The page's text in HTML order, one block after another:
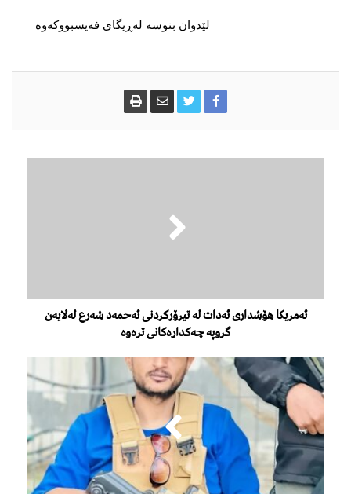
لێدوان بنوسە لەڕیگای فەیسبووکەوە
ئەمریکا هۆشداری ئەدات لە تیرۆرکردنی ئەحمەد شەرع لەلایەن
گروپە چەکدارەکانی ترەوە